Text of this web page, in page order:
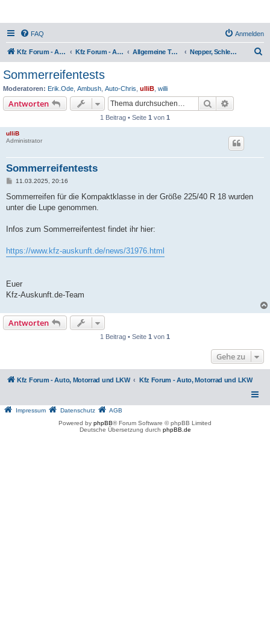
FAQ Anmelden
Kfz Forum - Auto, Motorrad und LKW Kfz Forum - Auto, Motorrad und LKW Allgemeine Themen rund ums Kfz Nepper, Schlepper, Bauernfänger
Sommerreifentests
Moderatoren: Erik.Ode Ambush Auto-Chris ulliB willi
Antworten Suche
1 Beitrag • Seite 1 von 1
ulliB
Administrator
Sommerreifentests
B
i
r
11.03.2025, 20:16
Sommerreifen für die Kompaktklasse in der Größe 225/40 R 18 wurden
unter die Lupe genommen.
Infos zum Sommerreifentest findet ihr hier:
https://www.kfz-auskunft.de/news/31976.html
Euer
Kfz-Auskunft.de-Team
Antworten
1 Beitrag • Seite 1 von 1
Gehe zu
Kfz Forum - Auto, Motorrad und LKW Kfz Forum - Auto, Motorrad und LKW
Impressum Datenschutz
AGB
Powered by phpBB® Forum Software © phpBB Limited
Deutsche Übersetzung durch phpBB.de